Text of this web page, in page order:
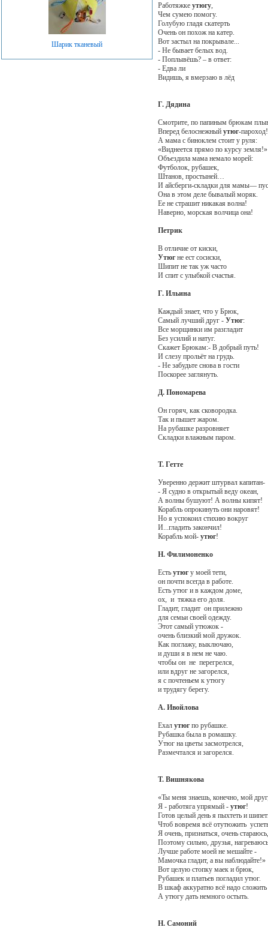
Шарик тканевый
Работяжке утюгу,
Чем сумею помогу.
Голубую гладя скатерть
Очень он похож на катер.
Вот застыл на покрывале...
- Не бывает белых вод.
- Поплывёшь? – в ответ:
- Едва ли
Видишь, я вмерзаю в лёд
Г. Дядина
Смотрите, по папиным брюкам
Вперед белоснежный утюг-пароход!
А мама с биноклем стоит у руля:
«Виднеется прямо по курсу земля!»
Объездила мама немало морей:
Футболок, рубашек,
Штанов, простыней…
И айсберги-складки для мамы—
Она в этом деле бывалый моряк.
Ее не страшит никакая волна!
Наверно, морская волчица она!
Петрик
В отличие от киски,
Утюгне ест сосиски,
Шипит не так уж часто
И спит с улыбкой счастья.
Г. Ильина
Каждый знает, что у Брюк,
Самый лучший друг - Утюг:
Все морщинки им разгладит
Без усилий и натуг.
Скажет Брюкам:- В добрый путь!
И слезу прольёт на грудь.
- Не забудьте снова в гости
Поскорее заглянуть.
Д. Пономарева
Он горяч, как сковородка.
Так и пышет жаром.
На рубашке разровняет
Складки влажным паром.
Т. Гетте
Уверенно держит штурвал капитан-
- Я судно в открытый веду океан,
А волны бушуют! А волны кипят!
Корабль опрокинуть они наровят!
Но я успокоил стихию вокруг
И...гладить закончил!
Корабль мой- утюг!
Н. Филимоненко
Есть утюгу моей тети,
он почти всегда в работе.
Есть утюг и в каждом доме,
ох, и тяжка его доля.
Гладит, гладит он прилежно
для семьи своей одежду.
Этот самый утюжок -
очень близкий мой дружок.
Как поглажу, выключаю,
и души я в нем не чаю.
чтобы он не перегрелся,
или вдруг не загорелся,
я с почтеньем к утюгу
и трудягу берегу.
А. Ивойлова
Ехал утюгпо рубашке.
Рубашка была в ромашку.
Утюг на цветы засмотрелся,
Размечтался и загорелся.
Т. Вишнякова
«Ты меня знаешь, конечно, мой
Я - работяга упрямый - утюг!
Готов целый день я пыхтеть и
Чтоб вовремя всё отутюжить
Я очень, признаться, очень стараюсь,
Поэтому сильно, друзья,
Лучше работе моей не мешайте -
Мамочка гладит, а вы наблюдайте!»
Вот целую стопку маек и брюк,
Рубашек и платьев погладил утюг.
В шкаф аккуратно всё надо сложить
А утюгу дать немного остыть.
Н. Самоний